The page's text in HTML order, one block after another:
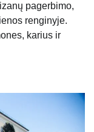
pagerbimo,
renginyje.
karius ir